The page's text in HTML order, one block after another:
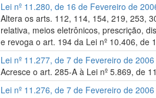
Lei nº 11.280, de 16 de Fevereiro de
Altera os arts. 112, 114, 154, 219, 253,
relativa, meios eletrônicos, prescrição,
e revoga o art. 194 da Lei nº 10.406, de
Lei nº 11.277, de 7 de Fevereiro de 2006
Acresce o art. 285-A à Lei nº 5.869, de
Lei nº 11.276, de 7 de Fevereiro de 2006